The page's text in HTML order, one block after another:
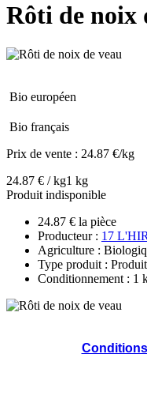
Rôti de noix
Bio européen
Bio français
Prix de vente : 24.87 €/kg
24.87 € / kg1 kg
Produit indisponible
24.87 € la pièce
Producteur : 17
Agriculture :
Type produit :
Conditionnement : 1